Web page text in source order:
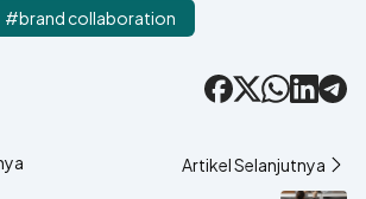
#brand collaboration
Artikel Selanjutnya